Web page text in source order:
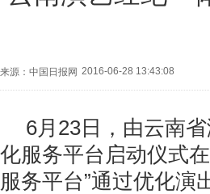
来源：中国日报网 2016-06-28 13:43:08
6月23日，由云南
化服务平台启动仪式
服务平台”通过优化演